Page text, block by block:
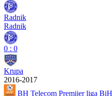
Radnik
Radnik
0 : 0
Krupa
2016-2017
BH Telecom Premijer liga